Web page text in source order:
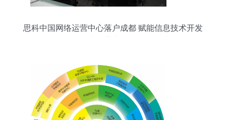
思科中国网络运营中心落户成都 赋能信息技术开发